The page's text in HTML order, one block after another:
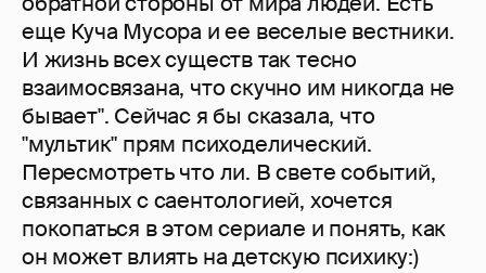
еще Куча Мусора и ее веселые вестники.
И жизнь всех существ так тесно
взаимосвязана, что скучно им никогда не
бывает". Сейчас я бы сказала, что
"мультик" прям психоделический.
Пересмотреть что ли. В свете событий,
связанных с саентологией, хочется
покопаться в этом сериале и понять, как
он может влиять на детскую психику:)